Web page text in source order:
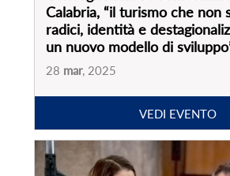
Presentazione ricerca
agenzie di viaggi in Italia.
pandemia e nuove